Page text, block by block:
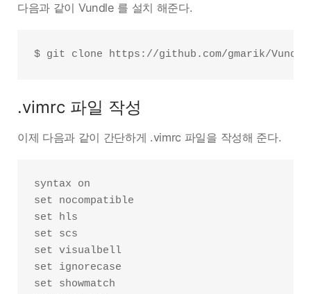
다음과 같이 Vundle 를 설치 해준다.
.vimrc 파일 작성
이제 다음과 같이 간단하게 .vimrc 파일을 작성해 준다.
syntax on
set nocompatible
set hls
set scs
set visualbell
set ignorecase
set showmatch